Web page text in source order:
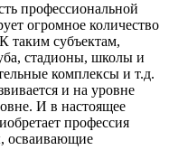
профессиональной
огромное количество
таким субъектам,
стадионы, школы и
комплексы и т.д.
и на уровне
И в настоящее
профессия
осваивающие